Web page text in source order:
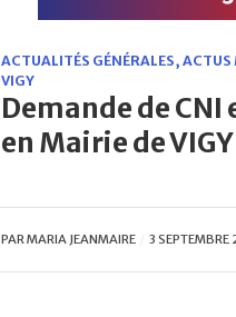
ACTUALITÉS GÉNÉRALES, ACTUS
VIGY
Demande de
en Mairie de VIGY
PARMARIA JEANMAIRE 3 SEPTEMBRE